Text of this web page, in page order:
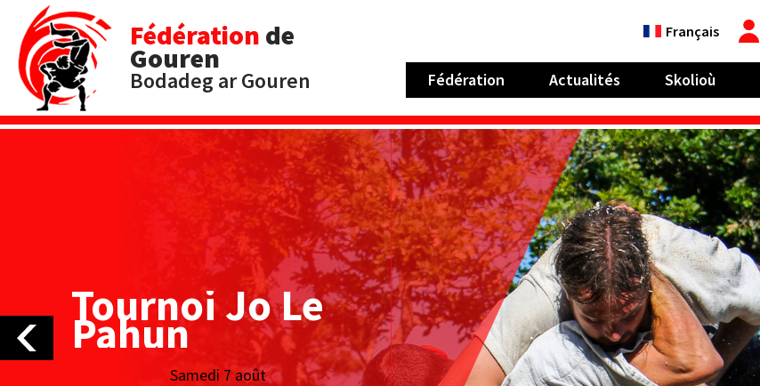
Fédération de
Gouren
Bodadeg ar Gouren
Français
Fédération Actualités Skolioù
Tournoi Jo Le
Pahun
Samedi 7 août